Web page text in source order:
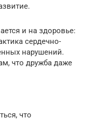
и на здоровье:
сердечно-
нарушений.
что дружба даже
что